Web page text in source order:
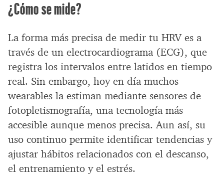
¿Cómo se mide?
La forma más precisa de medir tu HRV es a
través de un electrocardiograma (ECG), que
registra los intervalos entre latidos en tiempo
real. Sin embargo, hoy en día muchos
wearables la estiman mediante sensores de
fotopletismografía, una tecnología más
accesible aunque menos precisa. Aun así, su
uso continuo permite identificar tendencias y
ajustar hábitos relacionados con el descanso,
el entrenamiento y el estrés.